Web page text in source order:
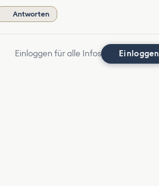
Antworten
Einloggen für alle Infos Einloggen